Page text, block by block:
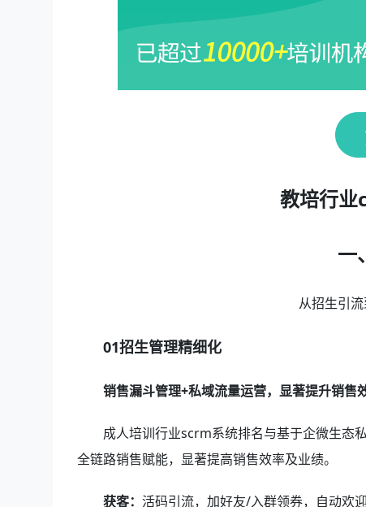
教培行业
一
从招生引
01招生管理精细化
销售漏斗管理+私域流量运营，显著提升销售
成人培训行业scrm系统排名与基于企微生态
全链路销售赋能，显著提高销售效率及业绩。
获客： 活码引流，加好友/入群领券，自动欢